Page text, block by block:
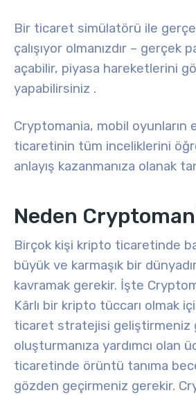
Bir ticaret simülatörü ile
çalışıyor olmanızdır – gerçek
açabilir, piyasa hareketlerini
yapabilirsiniz .
Cryptomania, mobil oyunların
ticaretinin tüm inceliklerini
anlayış kazanmanıza olanak
Neden
Birçok kişi kripto ticaretinde
büyük ve karmaşık bir
kavramak gerekir. İşte
Kârlı bir kripto tüccarı olmak
ticaret stratejisi geliştirmeniz
oluşturmanıza yardımcı olan
ticaretinde örüntü tanıma
gözden geçirmeniz gerekir.